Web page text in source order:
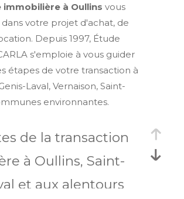
immobilière à Oullins vous
votre projet d'achat, de
Depuis 1997, Étude
s'emploie à vous guider
étapes de votre transaction à
Laval, Vernaison, Saint-
environnantes.
de la transaction
à Oullins, Saint-
et aux alentours